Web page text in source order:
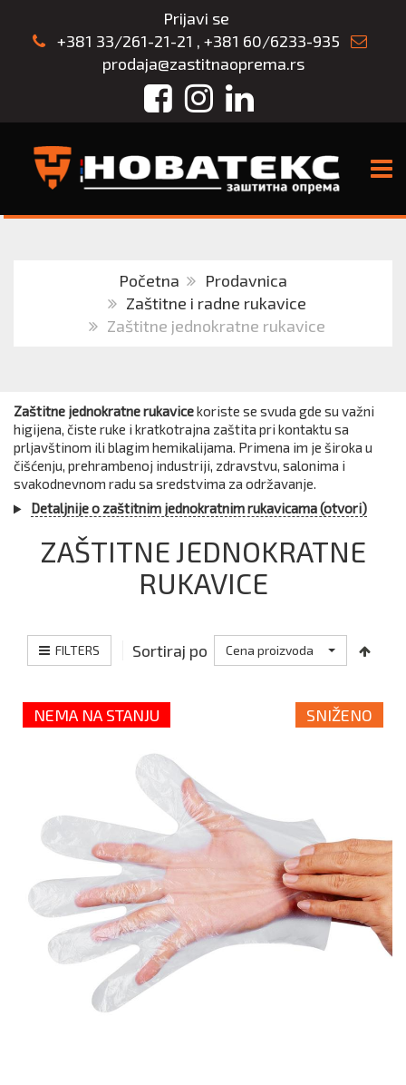
Prijavi se
+381 33/261-21-21 , +381 60/6233-935
prodaja@zastitnaoprema.rs
FacebookInstagram
LinkedIn
Početna
Prodavnica
Zaštitne i radne rukavice
Zaštitne jednokratne rukavice
Zaštitne jednokratne rukavicekoriste se svuda gde su važni
higijena, čiste ruke i kratkotrajna zaštita pri kontaktu sa
prljavštinom ili blagim hemikalijama. Primena im je široka u
čišćenju, prehrambenoj industriji, zdravstvu, salonima i
svakodnevnom radu sa sredstvima za održavanje.
Detaljnije o zaštitnim jednokratnim rukavicama (otvori)
ZAŠTITNE JEDNOKRATNE
RUKAVICE
FILTERS Sortiraj po Cena proizvoda
NEMA NA STANJU SNIŽENO